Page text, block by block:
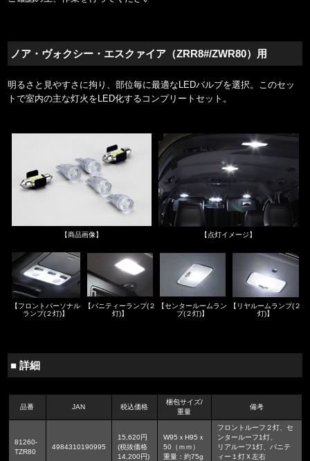
ノア・ヴォクシー・エスクァイア（ZRR8#/ZWR80）用
明るさと見やすさに拘り、部位毎に最適なLEDバルブを選択。このセッ
トで室内の主な灯火をLED化するコンプリートセット。
【商品画像】 【点灯イメージ】
【フロントパーソナル
ランプ(２灯)】
【バニティーランプ(２
灯)】
【センタールームラン
プ(２灯)】
【リヤルームランプ(２
灯)】
■ 詳細
品番 JAN 税込価格
梱包サイズ/
重量
備考
81260-
TZR80
4984310190995
15,620円
(税抜価格
14,200円)
W95ｘH95ｘ
50（ｍｍ）
重量：約75g
フロントルーフ２灯、セ
ンタールーフ1灯、
リアルーフ1灯、バニテ
ィー１灯Ｘ左右